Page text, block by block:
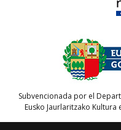
Subvencionada por el
Eusko Jaurlaritzako